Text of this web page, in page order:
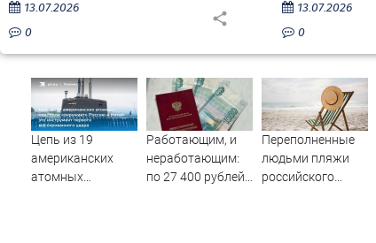
13.07.2026
0
13.07.2026
0
Цепь из 19
американских
атомных
Работающим, и
неработающим:
по 27 400 рублей
Переполненные
людьми пляжи
российского